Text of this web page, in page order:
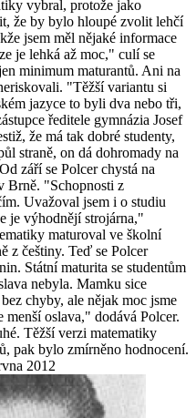
vybral, protože jako
že by bylo hloupé zvolit lehčí
jsem měl nějaké informace
je lehká až moc," culí se
minimum maturantů. Ani na
"Těžší variantu si
jazyce to byli dva nebo tři,
ředitele gymnázia Josef
že má tak dobré studenty,
straně, on dá dohromady na
září se Polcer chystá na
Brně. "Schopnosti z
Uvažoval jsem i o studiu
je výhodnějí strojárna,"
maturoval ve školní
z češtiny. Teď se Polcer
Státní maturita se studentům
nebyla. Mamku sice
chyby, ale nějak moc jsme
oslava," dodává Polcer.
Těžší verzi matematiky
pak bylo zmírněno hodnocení.
2012